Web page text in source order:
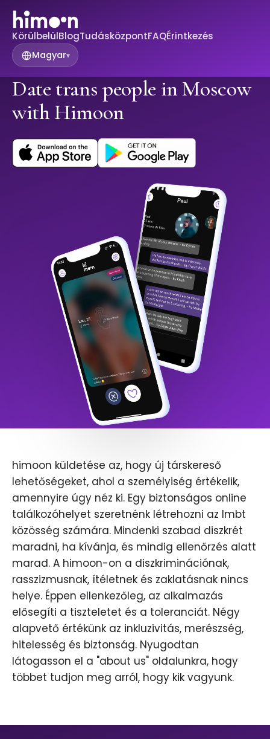
KörülbelülBlogTudásközpontFAQÉrintkezés
Magyar▾
Date trans people in Moscow
with Himoon
himoon küldetése az, hogy új társkereső
lehetőségeket, ahol a személyiség értékelik,
amennyire úgy néz ki. Egy biztonságos online
találkozóhelyet szeretnénk létrehozni az lmbt
közösség számára. Mindenki szabad diszkrét
maradni, ha kívánja, és mindig ellenőrzés alatt
marad. A himoon-on a diszkriminációnak,
rasszizmusnak, ítéletnek és zaklatásnak nincs
helye. Éppen ellenkezőleg, az alkalmazás
elősegíti a tiszteletet és a toleranciát. Négy
alapvető értékünk az inkluzivitás, merészség,
hitelesség és biztonság. Nyugodtan
látogasson el a "about us" oldalunkra, hogy
többet tudjon meg arról, hogy kik vagyunk.